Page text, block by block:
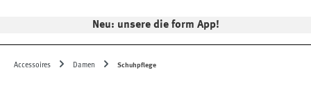
Neu: unsere die form App!
Accessoires Damen Schuhpflege